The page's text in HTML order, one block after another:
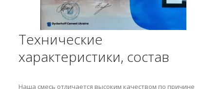
Технические
характеристики, состав
Наша смесь отличается высоким качеством по причине